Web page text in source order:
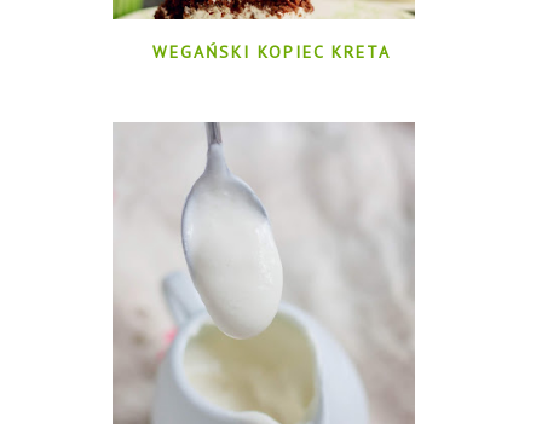
WEGAŃSKI KOPIEC KRETA